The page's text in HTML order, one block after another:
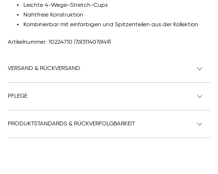
Leichte 4-Wege-Stretch-Cups
Nahtfreie Konstruktion
Kombinierbar mit einfarbigen und Spitzenteilen aus der Kollektion
Artikelnummer: 10224710 (7613114076149)
VERSAND & RÜCKVERSAND
PFLEGE
PRODUKTSTANDARDS & RÜCKVERFOLGBARKEIT